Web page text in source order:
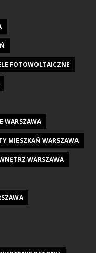
FOTOWOLTAICZNE
WARSZAWA
MIESZKAŃ WARSZAWA
WARSZAWA